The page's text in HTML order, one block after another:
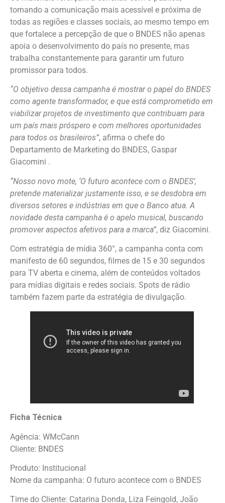
tornando a comunicação mais acessível e próxima de
todas as regiões e classes sociais, ao mesmo tempo em
que fortalece a percepção de que o BNDES não apenas
apoia o desenvolvimento do país no presente, mas
trabalha constantemente para garantir um futuro
promissor para todos.
“O objetivo dessa campanha é mostrar o papel do BNDES
como agente transformador, e que está comprometido em
viabilizar projetos de investimento que contribuam para
um país mais próspero e com melhores oportunidades
para todos os brasileiros”, afirma o chefe do
Departamento de Marketing do BNDES, Gaspar
Giacomini .
“Nosso novo mote, ‘O futuro acontece com o BNDES’,
pretende materializar justamente isso, e se desdobra em
diversos setores e indústrias em que o Banco atua. A
novidade desta campanha é o apelo musical, buscando
promover aspectos afetivos para a marca”, diz Giacomini.
Com estratégia de mídia 360°, a campanha conta com
manifesto de 60 segundos, filmes de 15 e 30 segundos
para TV aberta e cinema, além de conteúdos voltados
para mídias digitais e redes sociais. Spots de rádio
também fazem parte da estratégia de divulgação.
Ficha Técnica
Agência: WMcCann
Cliente: BNDES
Produto: Institucional
Nome da campanha: O futuro acontece com o BNDES
Time do Cliente: Catarina Donda, Liza Feingold, João